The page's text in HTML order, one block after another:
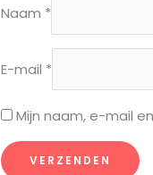
Naam *
E-mail *
Mijn naam, e-mail